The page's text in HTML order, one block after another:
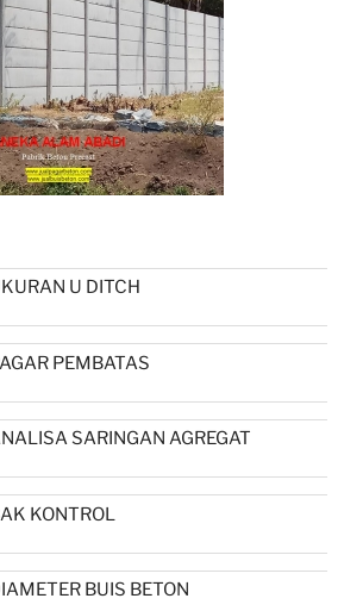
U DITCH
PEMBATAS
SARINGAN AGREGAT
KONTROL
BUIS BETON